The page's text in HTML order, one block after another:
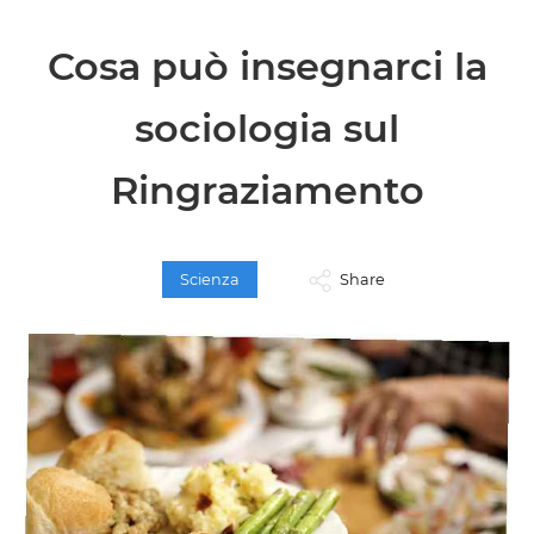
Cosa può insegnarci la
sociologia sul
Ringraziamento
Scienza Share